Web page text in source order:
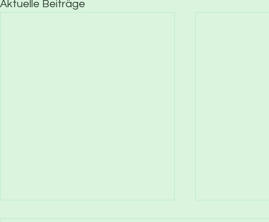
Aktuelle Beiträge